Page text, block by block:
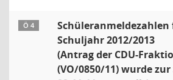
Ö 4
Schüleranmeldezahlen
Schuljahr 2012/2013
(Antrag der CDU-
(VO/0850/11) wurde